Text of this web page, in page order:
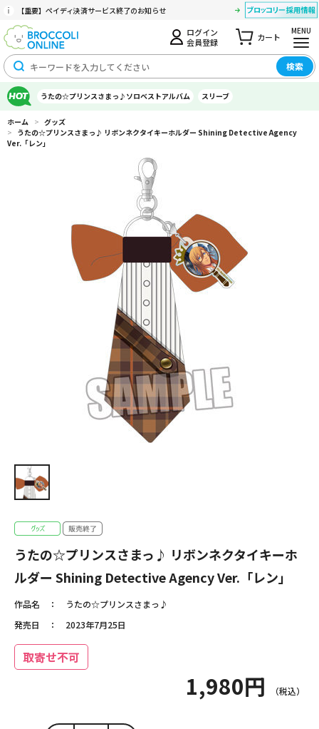
【重要】ペイディ決済サービス終了のお知らせ
ログイン
会員登録
カート
MENU
検索
うたの☆プリンスさまっ♪ソロベストアルバム スリーブ
ホーム > グッズ
> うたの☆プリンスさまっ♪ リボンネクタイキーホルダー Shining Detective Agency
Ver.「レン」
うたの☆プリンスさまっ♪ リボンネクタイキーホ
ルダー Shining Detective Agency Ver.「レン」
作品名
うたの☆プリンスさまっ♪
発売日
2023年7月25日
取寄せ不可
1,980円